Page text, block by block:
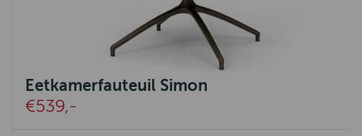
Eetkamerfauteuil Simon
€539,-